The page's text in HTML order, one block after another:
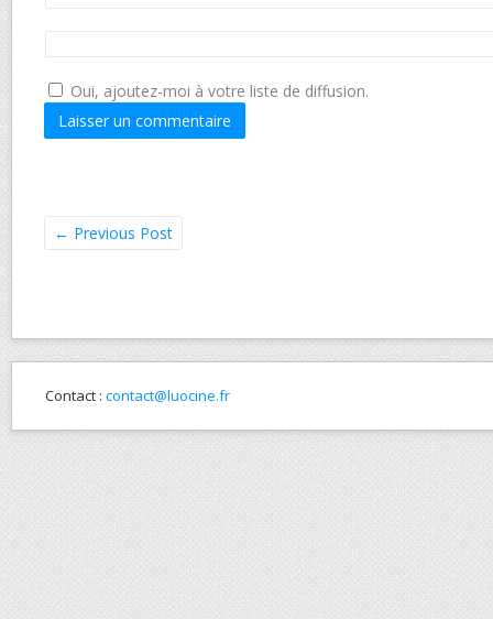
Oui, ajoutez-moi à votre liste de diffusion.
← Previous Post
Contact : contact@luocine.fr